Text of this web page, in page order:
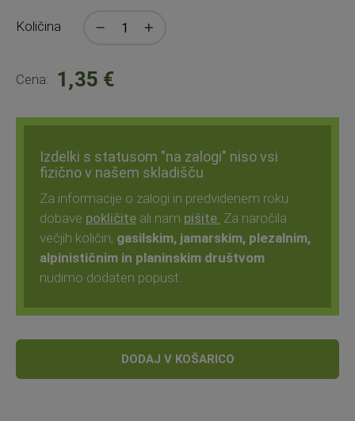
Količina
Cena: 1,35 €
Izdelki s statusom "na zalogi" niso vsi
fizično v našem skladišču
Za informacije o zalogi in predvidenem roku
dobave pokličite ali nam pišite. Za naročila
večjih količin, gasilskim, jamarskim, plezalnim,
alpinističnim in planinskim društvom
nudimo dodaten popust.
DODAJ V KOŠARICO